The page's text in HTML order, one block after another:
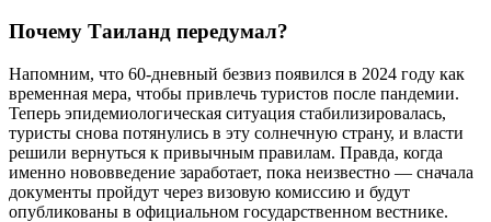
Почему Таиланд передумал?
Напомним, что 60-дневный безвиз появился в 2024 году как
временная мера, чтобы привлечь туристов после пандемии.
Теперь эпидемиологическая ситуация стабилизировалась,
туристы снова потянулись в эту солнечную страну, и власти
решили вернуться к привычным правилам. Правда, когда
именно нововведение заработает, пока неизвестно — сначала
документы пройдут через визовую комиссию и будут
опубликованы в официальном государственном вестнике.